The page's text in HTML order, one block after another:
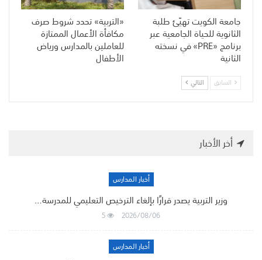
جامعة الكويت تهيّئ طلبة
الثانوية للحياة الجامعية عبر
برنامج «PRE» في نسخته
الثانية
«التربية» تحدد شروط صرف
مكافأة الأعمال الممتازة
للعاملين بالمدارس ورياض
الأطفال
السابق التالي
أخر الأخبار
أخبار المدارس
وزير التربية يصدر قرارًا بإلغاء الترخيص التعليمي للمدرسة…
2026/08/06
5
أخبار المدارس